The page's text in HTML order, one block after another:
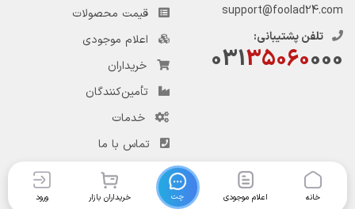
support@foolad24.com
تلفن پشتیبانی:
03135060000
قیمت محصولات
اعلام موجودی
خریداران
تأمین‌کنندگان
خدمات
تماس با ما
خانه اعلام موجودی چت خریداران بازار ورود